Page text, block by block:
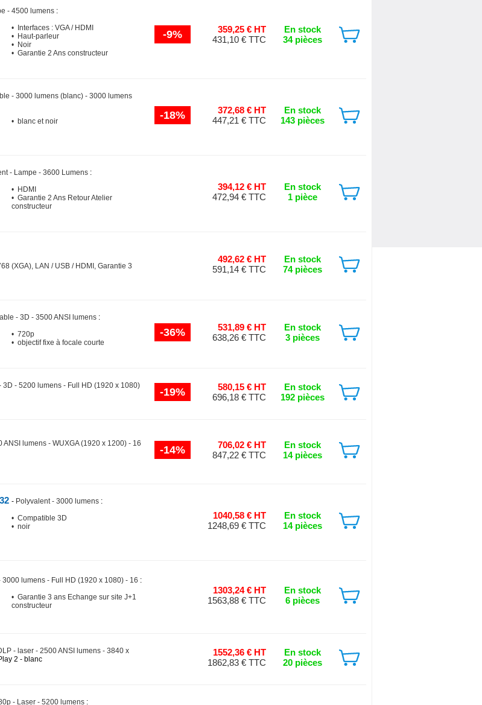
- 4500 lumens :
• Interfaces : VGA / HDMI
• Haut-parleur
• Noir
• Garantie 2 Ans constructeur
-9%
359,25 € HT
431,10 € TTC
En stock
34 pièces
- 3000 lumens (blanc) - 3000 lumens
• blanc et noir -18%
372,68 € HT
447,21 € TTC
En stock
143 pièces
- Lampe - 3600 Lumens :
• HDMI
• Garantie 2 Ans Retour Atelier
constructeur
394,12 € HT
472,94 € TTC
En stock
1 pièce
(XGA), LAN / USB / HDMI, Garantie 3
492,62 € HT
591,14 € TTC
En stock
74 pièces
- 3D - 3500 ANSI lumens :
• 720p
• objectif fixe à focale courte
-36%
531,89 € HT
638,26 € TTC
En stock
3 pièces
3D - 5200 lumens - Full HD (1920 x 1080)
-19%
580,15 € HT
696,18 € TTC
En stock
192 pièces
ANSI lumens - WUXGA (1920 x 1200) - 16
-14%
706,02 € HT
847,22 € TTC
En stock
14 pièces
- Polyvalent - 3000 lumens :
• Compatible 3D
• noir
1040,58 € HT
1248,69 € TTC
En stock
14 pièces
lumens - Full HD (1920 x 1080) - 16 :
• Garantie 3 ans Echange sur site J+1
constructeur
1303,24 € HT
1563,88 € TTC
En stock
6 pièces
- laser - 2500 ANSI lumens - 3840 x
2 - blanc
1552,36 € HT
1862,83 € TTC
En stock
20 pièces
- Laser - 5200 lumens :